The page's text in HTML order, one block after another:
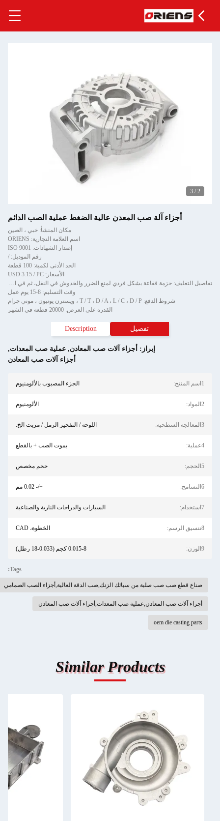
2
/
3
أجزاء آلة صب المعدن عالية الضغط عملية الصب الدائم
مكان المنشأ: خبي ، الصين
اسم العلامة التجارية: ORIENS
إصدار الشهادات: ISO 9001
رقم الموديل: /
الحد الأدنى لكمية: 100 قطعة
الأسعار: USD 3.15 / PC
تفاصيل التغليف: حزمة فقاعة بشكل فردي لمنع الضرر والخدوش في النقل، ثم في الكرتون
وقت التسليم: 8-15 يوم عمل
شروط الدفع: T / T ، D / A ، L / C ، D / P ، ويسترن يونيون ، موني جرام
القدرة على العرض: 20000 قطعة في الشهر
تفصيل Description
إبراز: أجزاء آلات صب المعادن, عملية صب المعدات,
أجزاء آلات صب المعادن
1اسم المنتج: الجزء المصبوب بالألومنيوم
2المواد: الألومنيوم
3المعالجة السطحية: اللوحة / التفجير الرمل / مزيت الخ.
4عملية: يموت الصب + بالقطع
5الحجم: حجم مخصص
6التسامح: +/- 0.02 مم
7استخدام: السيارات والدراجات النارية والصناعية
8تنسيق الرسم: الخطوة، CAD
9الوزن: 0.015-8 كجم (0.033-18 رطل)
Tags:
صناع قطع صب صب صلبة من سبائك الزنك,صب الدقة العالية,أجزاء الصب الصمامي
أجزاء آلات صب المعادن,عملية صب المعدات,أجزاء آلات صب المعادن
oem die casting parts
Similar Products